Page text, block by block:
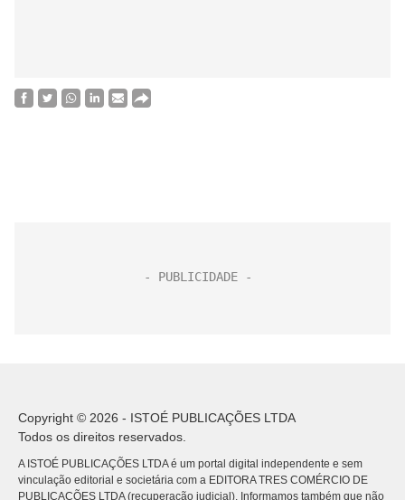
Copyright © 2026 - ISTOÉ PUBLICAÇÕES LTDA
Todos os direitos reservados.
A ISTOÉ PUBLICAÇÕES LTDA é um portal digital independente e sem
vinculação editorial e societária com a EDITORA TRES COMÉRCIO DE
PUBLICACÕES LTDA (recuperação judicial). Informamos também que não